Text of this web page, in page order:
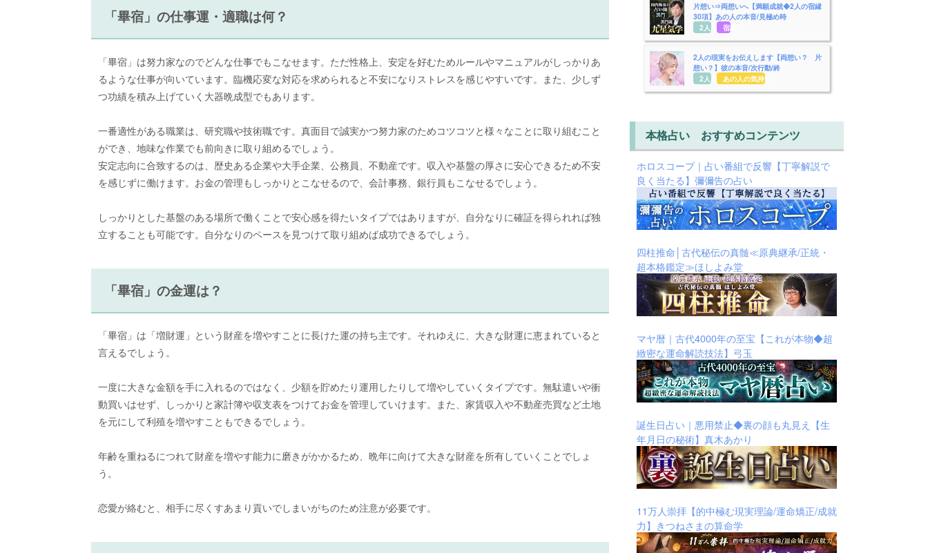
「畢宿」の仕事運・適職は何？
「畢宿」は努力家なのでどんな仕事でもこなせます。ただ性格上、安定を好むためルールやマニュアルがしっかりあ
るような仕事が向いています。臨機応変な対応を求められると不安になりストレスを感じやすいです。また、少しず
つ功績を積み上げていく大器晩成型でもあります。
一番適性がある職業は、研究職や技術職です。真面目で誠実かつ努力家のためコツコツと様々なことに取り組むこと
ができ、地味な作業でも前向きに取り組めるでしょう。
安定志向に合致するのは、歴史ある企業や大手企業、公務員、不動産です。収入や基盤の厚さに安心できるため不安
を感じずに働けます。お金の管理もしっかりとこなせるので、会計事務、銀行員もこなせるでしょう。
しっかりとした基盤のある場所で働くことで安心感を得たいタイプではありますが、自分なりに確証を得られれば独
立することも可能です。自分なりのペースを見つけて取り組めば成功できるでしょう。
「畢宿」の金運は？
「畢宿」は「増財運」という財産を増やすことに長けた運の持ち主です。それゆえに、大きな財運に恵まれていると
言えるでしょう。
一度に大きな金額を手に入れるのではなく、少額を貯めたり運用したりして増やしていくタイプです。無駄遣いや衝
動買いはせず、しっかりと家計簿や収支表をつけてお金を管理していけます。また、家賃収入や不動産売買など土地
を元にして利殖を増やすこともできるでしょう。
年齢を重ねるにつれて財産を増やす能力に磨きがかかるため、晩年に向けて大きな財産を所有していくことでしょ
う。
恋愛が絡むと、相手に尽くすあまり貢いでしまいがちのため注意が必要です。
片想い⇒両想いへ【満願成就◆2人の宿縁
30項】あの人の本音/見極め時
2人用
宿縁
2人の現実をお伝えします【両想い？ 片
想い？】彼の本音/次行動/終
2人用
あの人の気持ち
本格占い おすすめコンテンツ
ホロスコープ｜占い番組で反響【丁寧解説で
良く当たる】彌彌告の占い
四柱推命│古代秘伝の真髄≪原典継承/正統・
超本格鑑定≫ほしよみ堂
マヤ暦｜古代4000年の至宝【これが本物◆超
緻密な運命解読技法】弓玉
誕生日占い｜悪用禁止◆裏の顔も丸見え【生
年月日の秘術】真木あかり
11万人崇拝【的中極む現実理論/運命矯正/成就
力】きつねさまの算命学